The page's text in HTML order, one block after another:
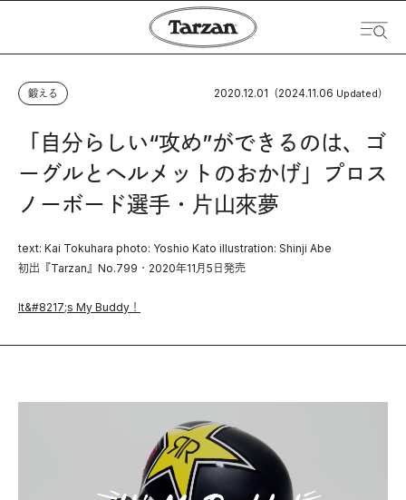
鍛える 2020.12.01 （2024.11.06 Updated）
「自分らしい“攻め”ができるのは、ゴ
ーグルとヘルメットのおかげ」プロス
ノーボード選手・片山來夢
text: Kai Tokuhara photo: Yoshio Kato illustration: Shinji Abe
初出『Tarzan』No.799・2020年11月5日発売
It&#8217;s My Buddy！